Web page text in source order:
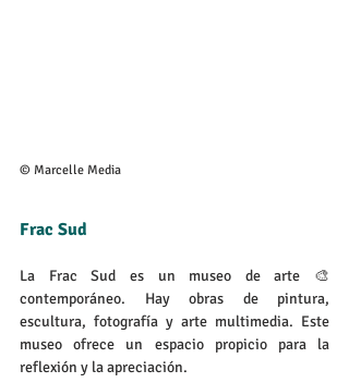
© Marcelle Media
Frac Sud
La Frac Sud es un museo de arte 🎨
contemporáneo. Hay obras de pintura,
escultura, fotografía y arte multimedia. Este
museo ofrece un espacio propicio para la
reflexión y la apreciación.